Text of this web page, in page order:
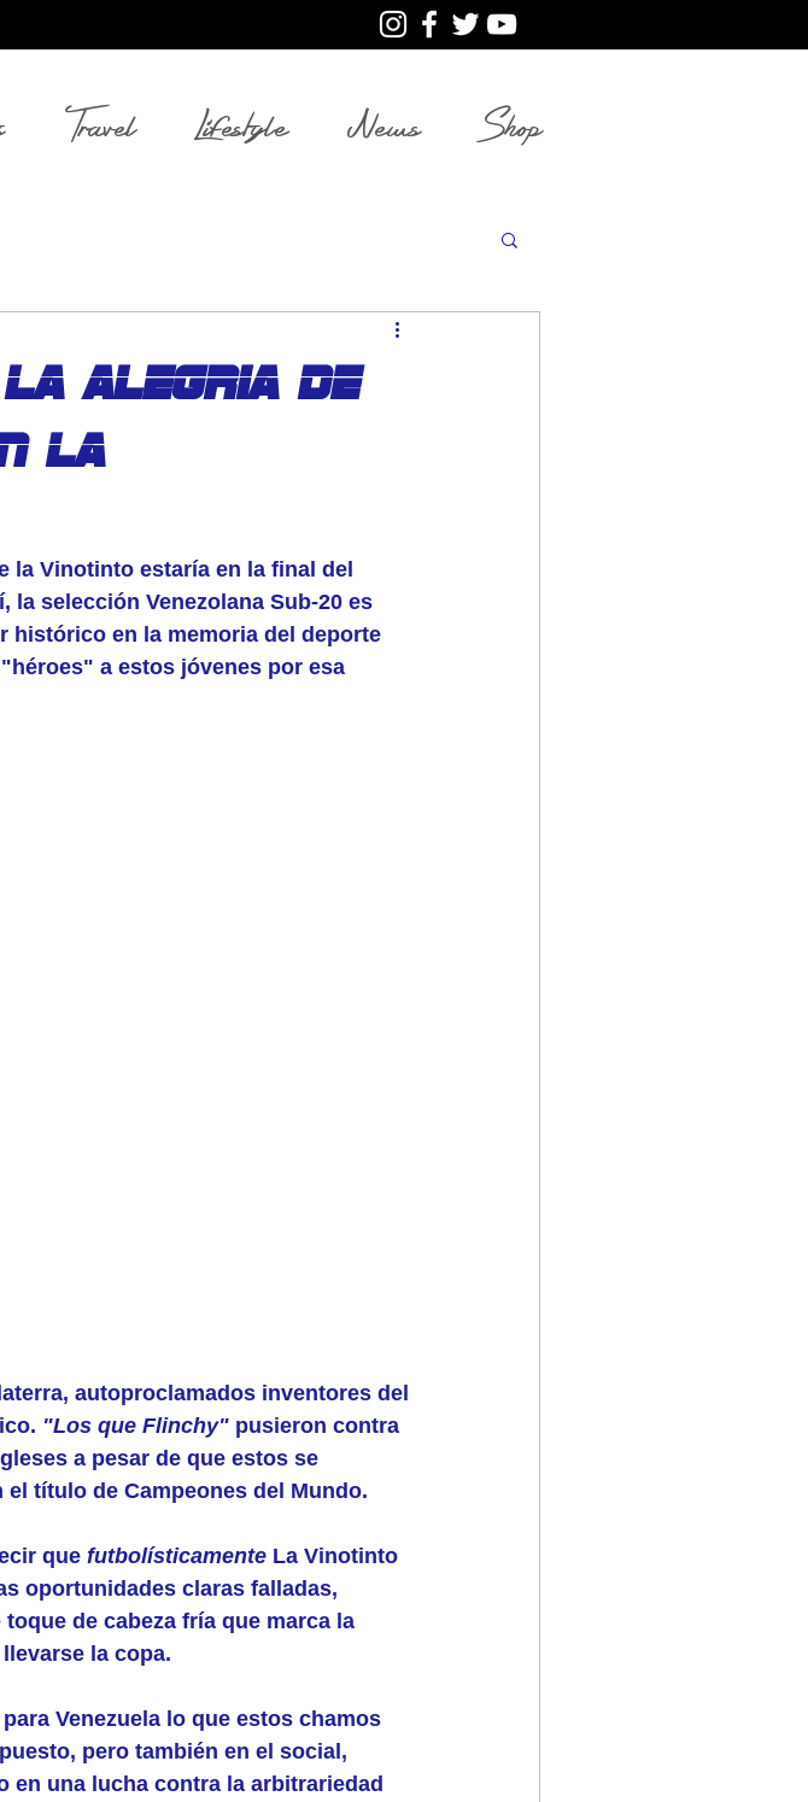
Travel Lifestyle News Shop
alegria de
la
la Vinotinto estaría en la final del
la selección Venezolana Sub-20 es
histórico en la memoria del deporte
a estos jóvenes por esa
autoproclamados inventores del
"Los que Flinchy" pusieron contra
a pesar de que estos se
título de Campeones del Mundo.
que futbolísticamente La Vinotinto
oportunidades claras falladas,
de cabeza fría que marca la
la copa.
Venezuela lo que estos chamos
pero también en el social,
en una lucha contra la arbitrariedad